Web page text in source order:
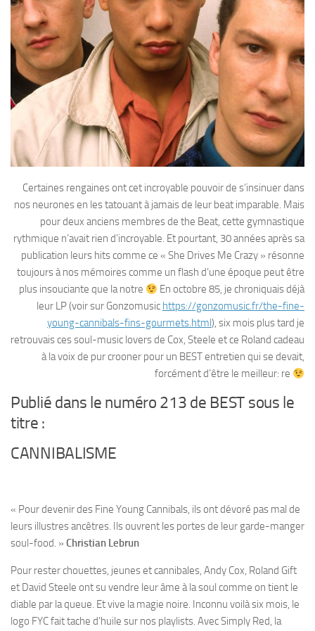
Certaines rengaines ont cet incroyable pouvoir de s’insinuer dans
nos neurones en les tatouant à jamais de leur beat imparable. Mais
pour deux anciens membres de the Beat, cette gymnastique
rythmique n’avait rien d’incroyable. Et pourtant, 30 années après sa
publication leurs hits comme ce « She Drives Me Crazy » résonne
toujours à nos mémoires comme un flash d’une époque peut être
plus insouciante que la notre
En octobre 85, je chroniquais déjà
leur LP (voir sur Gonzomusic https://gonzomusic.fr/the-fine-
young-cannibals-fins-gourmets.html), six mois plus tard je
retrouvais ces soul-music lovers de Cox, Steele et ce Roland cadeau
à la voix de pur crooner pour un BEST entretien qui se devait,
forcément d’être le meilleur: re
Publié dans le numéro 213 de BEST sous le
titre :
CANNIBALISME
« Pour devenir des Fine Young Cannibals, ils ont dévoré pas mal de
leurs illustres ancêtres. Ils ouvrent les portes de leur garde-manger
soul-food. » Christian Lebrun
Pour rester chouettes, jeunes et cannibales, Andy Cox, Roland Gift
et David Steele ont su vendre leur âme à la soul comme on tient le
diable par la queue. Et vive la magie noire. Inconnu voilà six mois, le
logo FYC fait tache d’huile sur nos playlists. Avec Simply Red, la